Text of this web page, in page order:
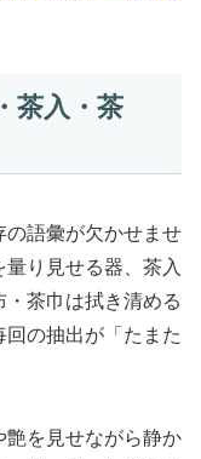
茶入・茶
の語彙が欠かせませ
り見せる器、茶入
茶巾は拭き清める
の抽出が「たまた
艶を見せながら静か